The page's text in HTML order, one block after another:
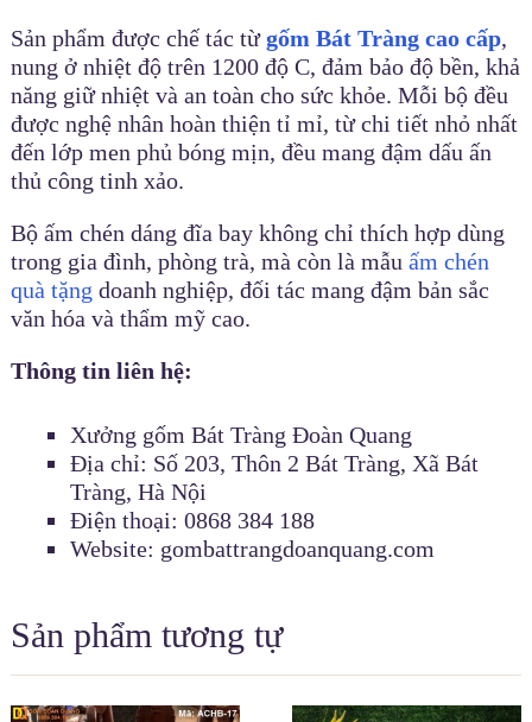
Sản phẩm được chế tác từgốm Bát Tràng cao cấp,
nung ở nhiệt độ trên 1200 độ C, đảm bảo độ bền, khả
năng giữ nhiệt và an toàn cho sức khỏe. Mỗi bộ đều
được nghệ nhân hoàn thiện tỉ mỉ, từ chi tiết nhỏ nhất
đến lớp men phủ bóng mịn, đều mang đậm dấu ấn
thủ công tinh xảo.
Bộ ấm chén dáng đĩa bay không chỉ thích hợp dùng
trong gia đình, phòng trà, mà còn là mẫu ấm chén
quà tặng doanh nghiệp, đối tác mang đậm bản sắc
văn hóa và thẩm mỹ cao.
Thông tin liên hệ:
Xưởng gốm Bát Tràng Đoàn Quang
Địa chỉ: Số 203, Thôn 2 Bát Tràng, Xã Bát
Tràng, Hà Nội
Điện thoại: 0868 384 188
Website: gombattrangdoanquang.com
Sản phẩm tương tự